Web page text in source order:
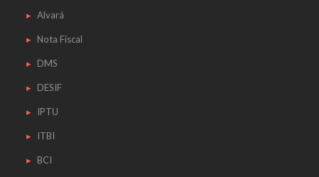
Alvará
Nota Fiscal
DMS
DESIF
IPTU
ITBI
BCI